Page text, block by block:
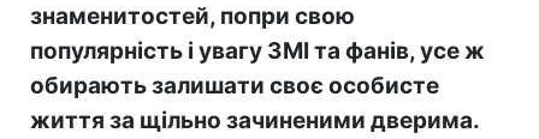
знаменитостей, попри свою
популярність і увагу ЗМІ та фанів, усе ж
обирають залишати своє особисте
життя за щільно зачиненими дверима.